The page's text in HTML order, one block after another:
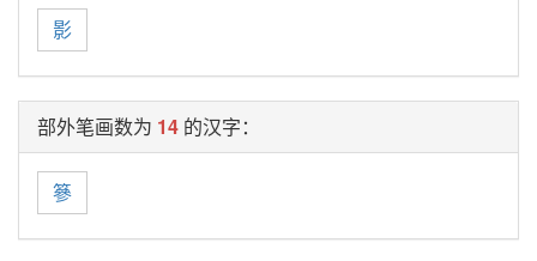
影
部外笔画数为 14 的汉字：
篸